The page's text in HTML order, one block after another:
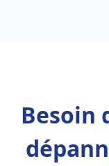
Besoin